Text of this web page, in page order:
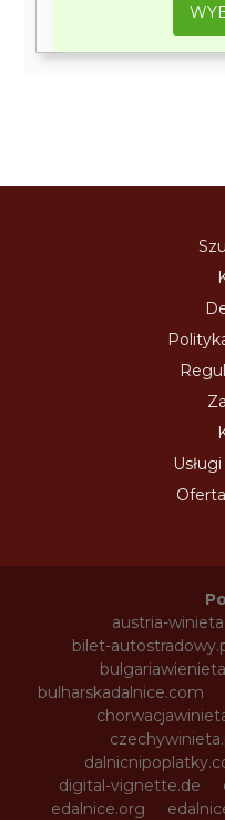
austria-
bilet-
bulharskadalnice.com
digital-vignette.de
edalnice.org